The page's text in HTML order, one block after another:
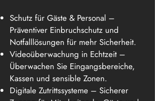
Schutz für Gäste & Personal –
Präventiver Einbruchschutz und
Notfalllösungen für mehr Sicherheit.
Videoüberwachung in Echtzeit –
Überwachen Sie Eingangsbereiche,
Kassen und sensible Zonen.
Digitale Zutrittssysteme – Sicherer